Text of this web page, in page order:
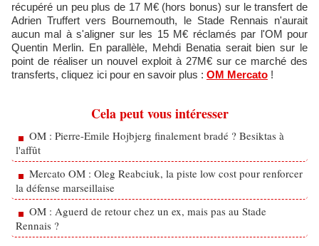
récupéré un peu plus de 17 M€ (hors bonus) sur le transfert de
Adrien Truffert vers Bournemouth, le Stade Rennais n'aurait
aucun mal à s'aligner sur les 15 M€ réclamés par l'OM pour
Quentin Merlin. En parallèle, Mehdi Benatia serait bien sur le
point de réaliser un nouvel exploit à 27M€ sur ce marché des
transferts, cliquez ici pour en savoir plus : OM Mercato !
Cela peut vous intéresser
OM : Pierre-Emile Hojbjerg finalement bradé ? Besiktas à
l'affût
Mercato OM : Oleg Reabciuk, la piste low cost pour renforcer
la défense marseillaise
OM : Aguerd de retour chez un ex, mais pas au Stade
Rennais ?